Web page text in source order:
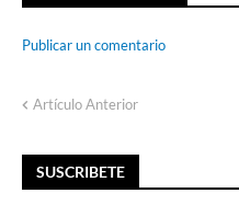
Publicar un comentario
Artículo Anterior
SUSCRIBETE